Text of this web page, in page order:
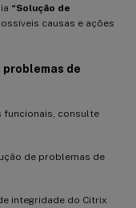
“Solução de
causas e ações
problemas de
funcionais, consulte
de problemas de
integridade do Citrix